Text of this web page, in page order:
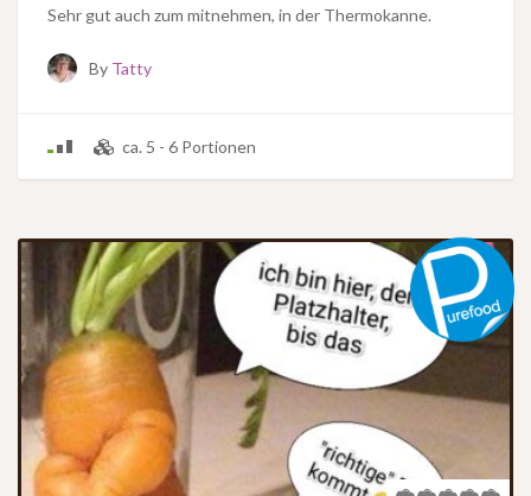
Sehr gut auch zum mitnehmen, in der Thermokanne.
By Tatty
ca. 5 - 6 Portionen